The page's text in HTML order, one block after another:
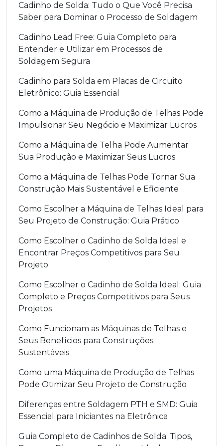
Cadinho de Solda: Tudo o Que Você Precisa
Saber para Dominar o Processo de Soldagem
Cadinho Lead Free: Guia Completo para
Entender e Utilizar em Processos de
Soldagem Segura
Cadinho para Solda em Placas de Circuito
Eletrônico: Guia Essencial
Como a Máquina de Produção de Telhas Pode
Impulsionar Seu Negócio e Maximizar Lucros
Como a Máquina de Telha Pode Aumentar
Sua Produção e Maximizar Seus Lucros
Como a Máquina de Telhas Pode Tornar Sua
Construção Mais Sustentável e Eficiente
Como Escolher a Máquina de Telhas Ideal para
Seu Projeto de Construção: Guia Prático
Como Escolher o Cadinho de Solda Ideal e
Encontrar Preços Competitivos para Seu
Projeto
Como Escolher o Cadinho de Solda Ideal: Guia
Completo e Preços Competitivos para Seus
Projetos
Como Funcionam as Máquinas de Telhas e
Seus Benefícios para Construções
Sustentáveis
Como uma Máquina de Produção de Telhas
Pode Otimizar Seu Projeto de Construção
Diferenças entre Soldagem PTH e SMD: Guia
Essencial para Iniciantes na Eletrônica
Guia Completo de Cadinhos de Solda: Tipos,